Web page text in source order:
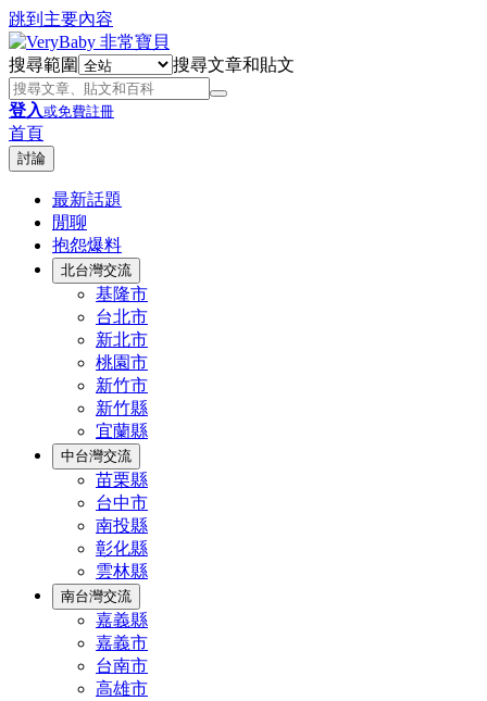
跳到主要內容
搜尋範圍 搜尋文章和貼文
登入或免費註冊
首頁
討論
最新話題
閒聊
抱怨爆料
北台灣交流
基隆市
台北市
新北市
桃園市
新竹市
新竹縣
宜蘭縣
中台灣交流
苗栗縣
台中市
南投縣
彰化縣
雲林縣
南台灣交流
嘉義縣
嘉義市
台南市
高雄市